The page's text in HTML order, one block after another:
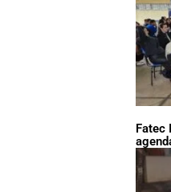
Fatec